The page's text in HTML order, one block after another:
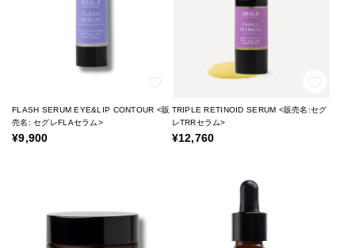
FLASH SERUM EYE&LIP CONTOUR <販
売名: セグレFLAセラム>
¥9,900
TRIPLE RETINOID SERUM <販売名:セグ
レTRRセラム>
¥12,760